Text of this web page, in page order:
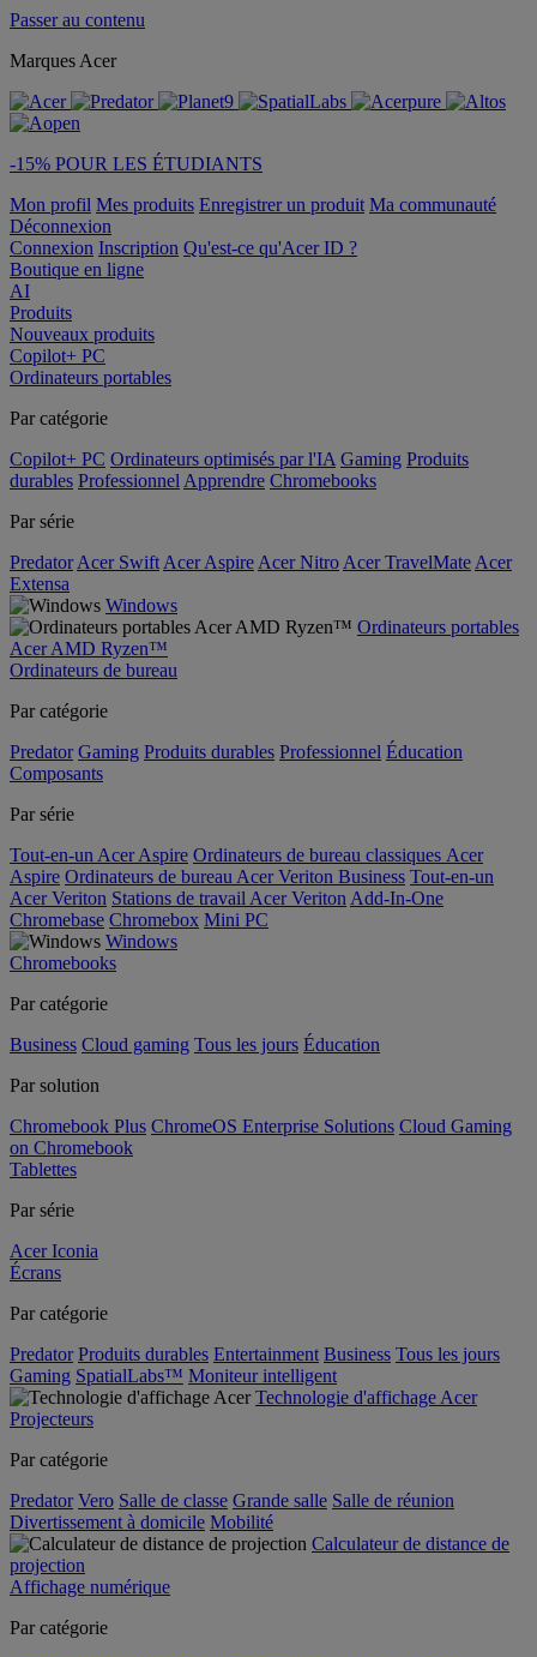
Passer au contenu
Marques Acer
-15% POUR LES ÉTUDIANTS
Mon profil Mes produits Enregistrer un produit Ma communauté
Déconnexion
Connexion Inscription Qu'est-ce qu'Acer ID ?
Boutique en ligne
AI
Produits
Nouveaux produits
Copilot+ PC
Ordinateurs portables
Par catégorie
Copilot+ PC Ordinateurs optimisés par l'IA Gaming Produits
durables Professionnel Apprendre Chromebooks
Par série
Predator Acer Swift Acer Aspire Acer Nitro Acer TravelMate Acer
Extensa
Windows
Ordinateurs portables
Acer AMD Ryzen™
Ordinateurs de bureau
Par catégorie
Predator Gaming Produits durables Professionnel Éducation
Composants
Par série
Tout-en-un Acer Aspire Ordinateurs de bureau classiques Acer
Aspire Ordinateurs de bureau Acer Veriton Business Tout-en-un
Acer Veriton Stations de travail Acer Veriton Add-In-One
Chromebase Chromebox Mini PC
Windows
Chromebooks
Par catégorie
Business Cloud gaming Tous les jours Éducation
Par solution
Chromebook Plus ChromeOS Enterprise Solutions Cloud Gaming
on Chromebook
Tablettes
Par série
Acer Iconia
Écrans
Par catégorie
Predator Produits durables Entertainment Business Tous les jours
Gaming SpatialLabs™ Moniteur intelligent
Technologie d'affichage Acer
Projecteurs
Par catégorie
Predator Vero Salle de classe Grande salle Salle de réunion
Divertissement à domicile Mobilité
Calculateur de distance de
projection
Affichage numérique
Par catégorie